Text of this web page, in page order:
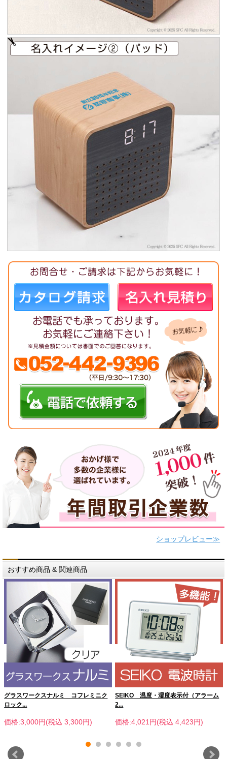
ショップレビュー≫
おすすめ商品 & 関連商品
グラスワークスナルミ コフレミニク
ロック...
価格:3,000円(税込 3,300円)
SEIKO 温度・湿度表示付（アラーム
2...
価格:4,021円(税込 4,423円)